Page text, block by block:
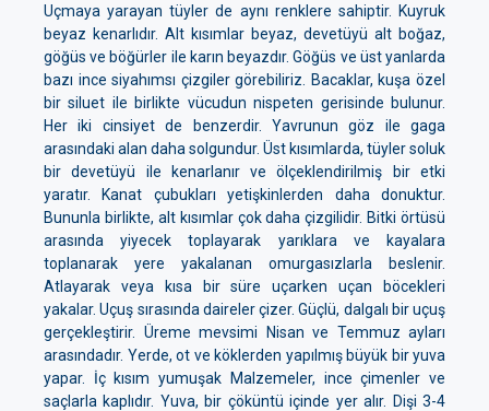
Uçmaya yarayan tüyler de aynı renklere sahiptir. Kuyruk
beyaz kenarlıdır. Alt kısımlar beyaz, devetüyü alt boğaz,
göğüs ve böğürler ile karın beyazdır. Göğüs ve üst yanlarda
bazı ince siyahımsı çizgiler görebiliriz. Bacaklar, kuşa özel
bir siluet ile birlikte vücudun nispeten gerisinde bulunur.
Her iki cinsiyet de benzerdir. Yavrunun göz ile gaga
arasındaki alan daha solgundur. Üst kısımlarda, tüyler soluk
bir devetüyü ile kenarlanır ve ölçeklendirilmiş bir etki
yaratır. Kanat çubukları yetişkinlerden daha donuktur.
Bununla birlikte, alt kısımlar çok daha çizgilidir. Bitki örtüsü
arasında yiyecek toplayarak yarıklara ve kayalara
toplanarak yere yakalanan omurgasızlarla beslenir.
Atlayarak veya kısa bir süre uçarken uçan böcekleri
yakalar. Uçuş sırasında daireler çizer. Güçlü, dalgalı bir uçuş
gerçekleştirir. Üreme mevsimi Nisan ve Temmuz ayları
arasındadır. Yerde, ot ve köklerden yapılmış büyük bir yuva
yapar. İç kısım yumuşak Malzemeler, ince çimenler ve
saçlarla kaplıdır. Yuva, bir çöküntü içinde yer alır. Dişi 3-4